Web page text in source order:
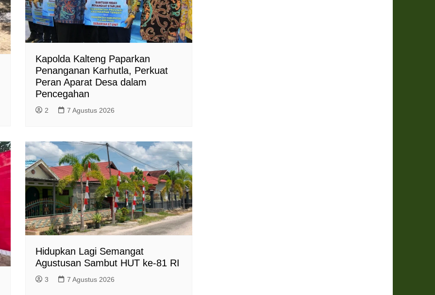
Kapolda Kalteng Paparkan
Penanganan Karhutla, Perkuat
Peran Aparat Desa dalam
Pencegahan
2 7 Agustus 2026
Hidupkan Lagi Semangat
Agustusan Sambut HUT ke-81 RI
3 7 Agustus 2026